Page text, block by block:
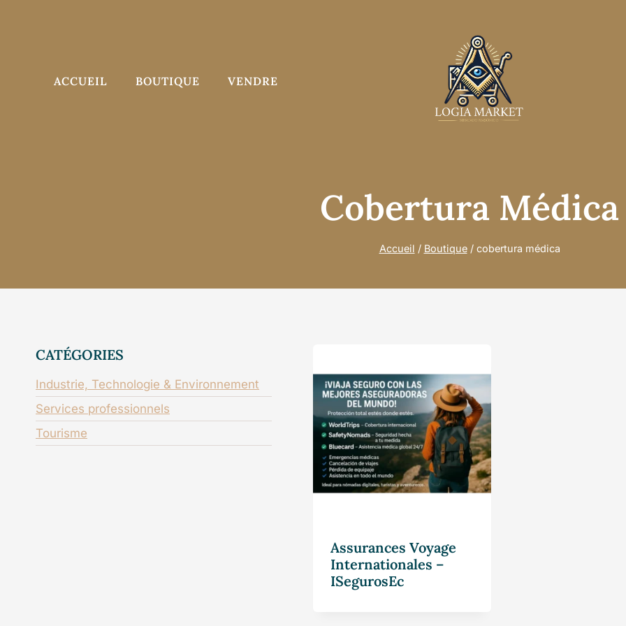
ACCUEIL BOUTIQUE VENDRE
Cobertura Médica
Accueil / Boutique / cobertura médica
Assurances Voyage
Internationales –
ISegurosEc
CATÉGORIES
Industrie, Technologie & Environnement
Services professionnels
Tourisme